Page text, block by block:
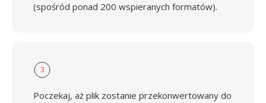
(spośród ponad 200 wspieranych formatów).
3
Poczekaj, aż plik zostanie przekonwertowany do